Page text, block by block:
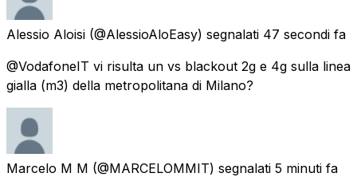
Alessio Aloisi (@AlessioAloEasy) segnalati 47 secondi fa
@VodafoneIT vi risulta un vs blackout 2g e 4g sulla linea
gialla (m3) della metropolitana di Milano?
Marcelo M M (@MARCELOMMIT) segnalati 5 minuti fa